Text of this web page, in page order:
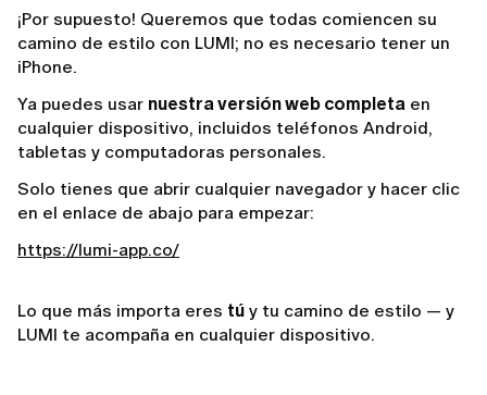
¡Por supuesto! Queremos que todas comiencen su
camino de estilo con LUMI; no es necesario tener un
iPhone.
Ya puedes usar nuestra versión web completa en
cualquier dispositivo, incluidos teléfonos Android,
tabletas y computadoras personales.
Solo tienes que abrir cualquier navegador y hacer clic
en el enlace de abajo para empezar:
https://lumi-app.co/
Lo que más importa eres tú y tu camino de estilo — y
LUMI te acompaña en cualquier dispositivo.